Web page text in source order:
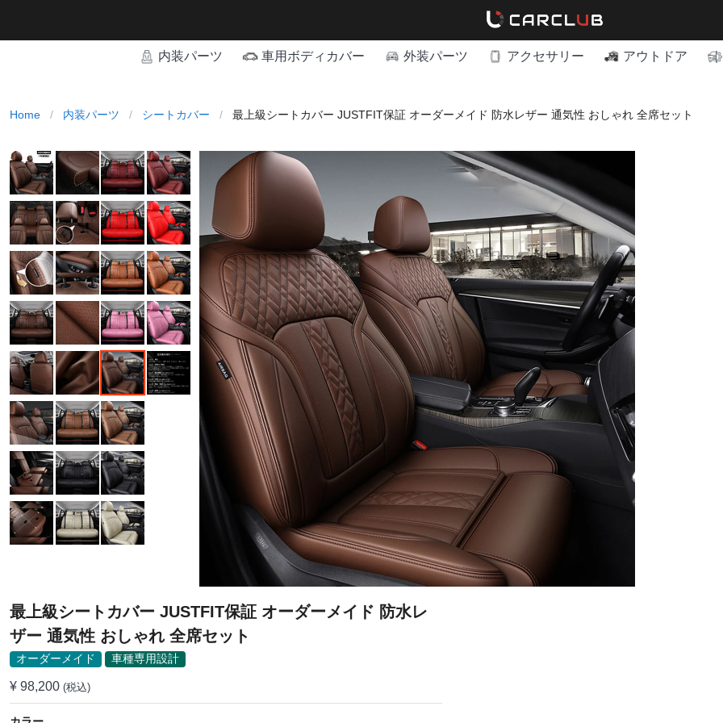
内装パーツ 車用ボディカバー 外装パーツ アクセサリー アウトドア
Home / 内装パーツ / シートカバー / 最上級シートカバー JUSTFIT保証 オーダーメイド 防水レザー 通気性 おしゃれ 全席セット
最上級シートカバー JUSTFIT保証 オーダーメイド 防水レ
ザー 通気性 おしゃれ 全席セット
オーダーメイド 車種専用設計
¥ 98,200 (税込)